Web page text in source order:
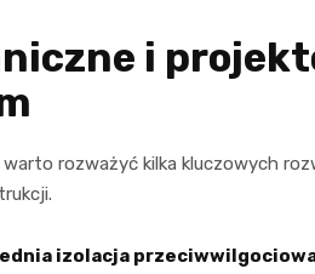
i
rozważyć kilka kluczowych
izolacja